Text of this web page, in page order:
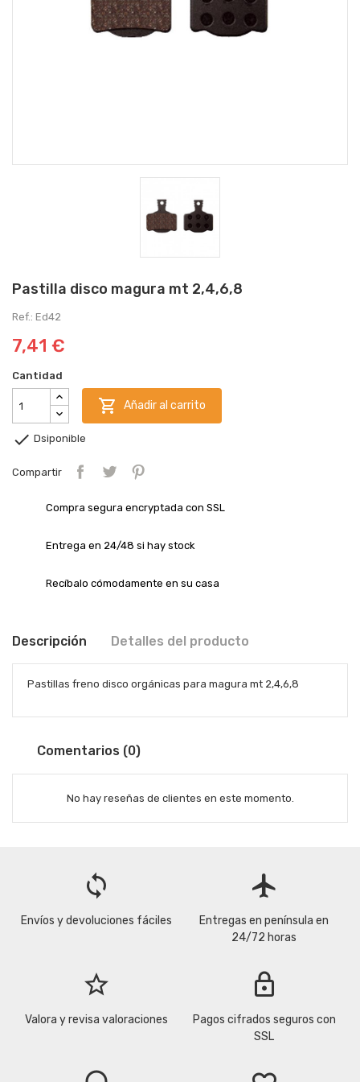
Pastilla disco magura mt 2,4,6,8
Ref.: Ed42
7,41 €
Cantidad
 Añadir al carrito
 Dsiponible
Compartir
Compra segura encryptada con SSL
Entrega en 24/48 si hay stock
Recíbalo cómodamente en su casa
Descripción Detalles del producto
Pastillas freno disco orgánicas para magura mt 2,4,6,8
Comentarios (0)
No hay reseñas de clientes en este momento.
loop
Envíos y devoluciones fáciles
flight
Entregas en península en
24/72 horas
star_border
Valora y revisa valoraciones
lock
Pagos cifrados seguros con
SSL